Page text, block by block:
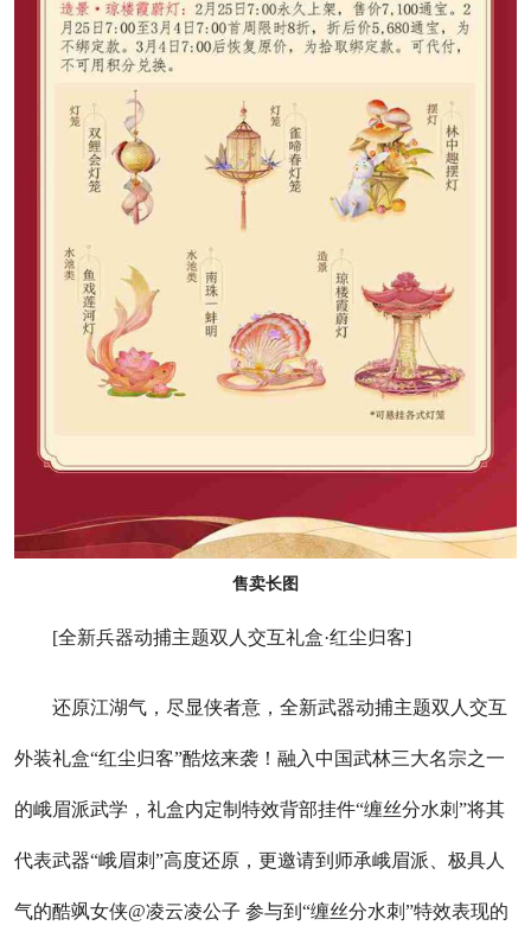
售卖长图
[全新兵器动捕主题双人交互礼盒·红尘归客]
还原江湖气，尽显侠者意，全新武器动捕主题双人交互
外装礼盒“红尘归客”酷炫来袭！融入中国武林三大名宗之一
的峨眉派武学，礼盒内定制特效背部挂件“缠丝分水刺”将其
代表武器“峨眉刺”高度还原，更邀请到师承峨眉派、极具人
气的酷飒女侠@凌云凌公子 参与到“缠丝分水刺”特效表现的